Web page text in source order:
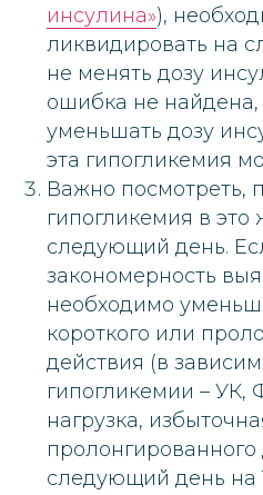
инсулина»),
ликвидировать на
не менять дозу
ошибка не
уменьшать дозу
эта гипогликемия
Важно посмотреть,
гипогликемия в это
следующий день.
закономерность
необходимо
короткого или
действия (в
гипогликемии – УК,
нагрузка,
пролонгированного
следующий день на